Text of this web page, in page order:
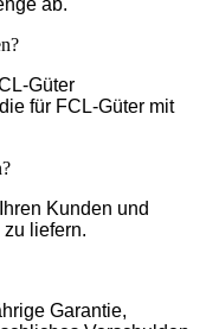
Güter
für FCL-Güter mit
Kunden und
liefern.
Garantie,